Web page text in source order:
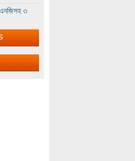
৩